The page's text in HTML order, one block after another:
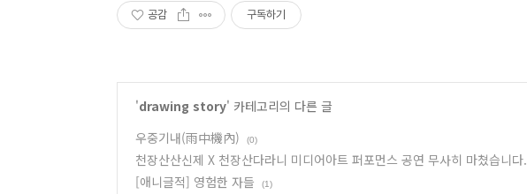
공감 구독하기
'drawing story' 카테고리의 다른 글
우중기내(雨中機內)
(0)
천장산산신제 X 천장산다라니 미디어아트 퍼포먼스 공연 무사히 마쳤습니다.
[애니글적] 영험한 자들 (1)